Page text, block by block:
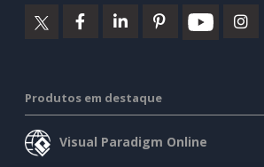
Produtos em destaque
Visual Paradigm Online